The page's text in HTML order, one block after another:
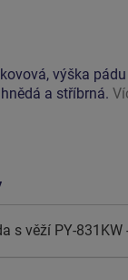
výška
a stříbrná.
s věží PY-831KW